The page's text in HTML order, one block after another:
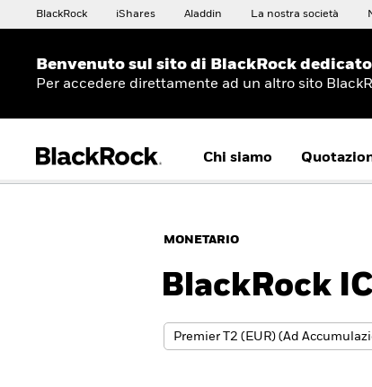
BlackRock iShares Aladdin La nostra società
Benvenuto sul sito di BlackRock
Per accedere direttamente ad un altro sito
Chi siamo
MONETARIO
BlackRock